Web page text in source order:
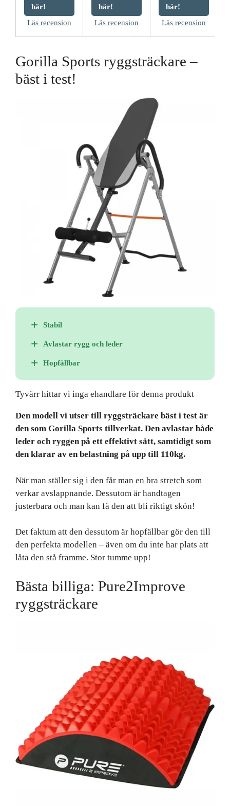
här!
Läs recension
här!
Läs recension
här!
Läs recension
Gorilla Sports ryggsträckare –
bäst i test!
Stabil
Avlastar rygg och leder
Hopfällbar
Tyvärr hittar vi inga ehandlare för denna produkt
Den modell vi utser till ryggsträckare bäst i test är
den som Gorilla Sports tillverkat. Den avlastar både
leder och ryggen på ett effektivt sätt, samtidigt som
den klarar av en belastning på upp till 110kg.
När man ställer sig i den får man en bra stretch som
verkar avslappnande. Dessutom är handtagen
justerbara och man kan få den att bli riktigt skön!
Det faktum att den dessutom är hopfällbar gör den till
den perfekta modellen – även om du inte har plats att
låta den stå framme. Stor tumme upp!
Bästa billiga: Pure2Improve
ryggsträckare